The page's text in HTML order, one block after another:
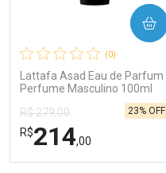
Comprar sem Desconto
Por R$ 172,25/cada
Comprar sem Desconto
Por R$ 172,25/cada
(0)
Lattafa Asad Eau de Parfum
Perfume Masculino 100ml
R$ 279,00
R$214,00
23% OFF
COMPRAR